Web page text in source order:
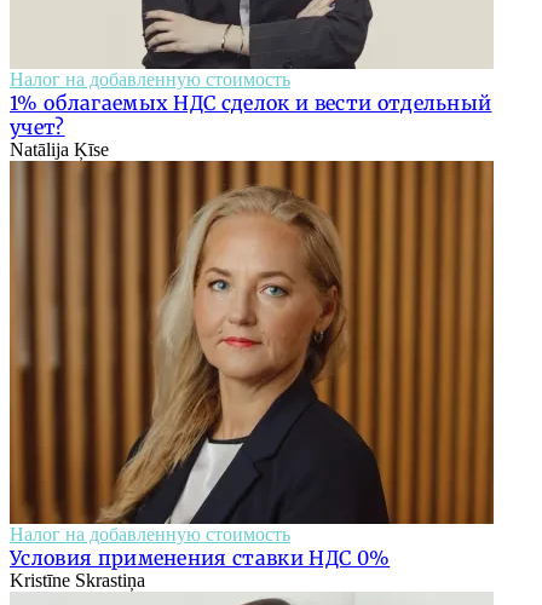
Налог на добавленную стоимость
1% облагаемых НДС сделок и вести отдельный
учет?
Natālija Ķīse
Налог на добавленную стоимость
Условия применения ставки НДС 0%
Kristīne Skrastiņa